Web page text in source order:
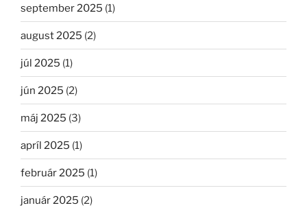
september 2025 (1)
august 2025 (2)
júl 2025 (1)
jún 2025 (2)
máj 2025 (3)
apríl 2025 (1)
február 2025 (1)
január 2025 (2)